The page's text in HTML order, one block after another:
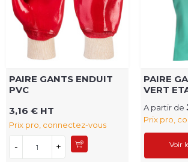
PAIRE GANTS ENDUIT
PVC
3,16 € HT
Prix pro, connectez-vous
- +
PAIRE
VERT
A partir de
Prix pro,
Voir